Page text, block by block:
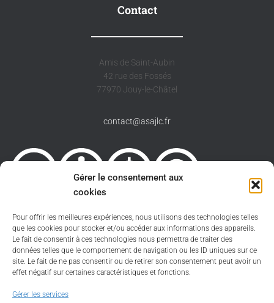
Gérer le consentement aux
cookies
Pour offrir les meilleures expériences, nous utilisons des technologies telles
que les cookies pour stocker et/ou accéder aux informations des appareils.
Le fait de consentir à ces technologies nous permettra de traiter des
données telles que le comportement de navigation ou les ID uniques sur ce
site. Le fait de ne pas consentir ou de retirer son consentement peut avoir un
effet négatif sur certaines caractéristiques et fonctions.
Gérer les services
Contact
Amis de Saint-Aubin
42 rue des Fossés
77970 Jouy-le-Châtel
contact@asajlc.fr
Sauf spécification contraire le site est sous licence
Creative Commons 4.0 International
CC BY-NC-SA.
Politique de cookies
Informations légales